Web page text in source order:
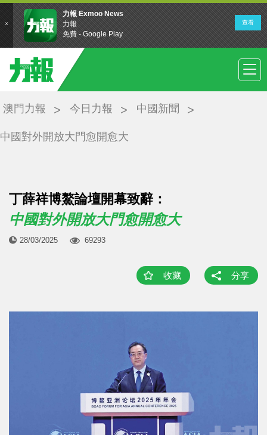
澳門力報 今日力報 中國新聞
中國對外開放大門愈開愈大
丁薛祥博鰲論壇開幕致辭：
中國對外開放大門愈開愈大
28/03/2025 69293
收藏 分享